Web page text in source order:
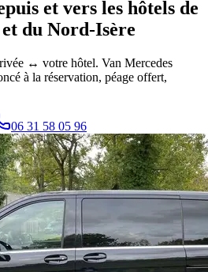
et vers les hôtels de
du Nord-Isère
↔ votre hôtel. Van Mercedes
à la réservation, péage offert,
06 31 58 05 96